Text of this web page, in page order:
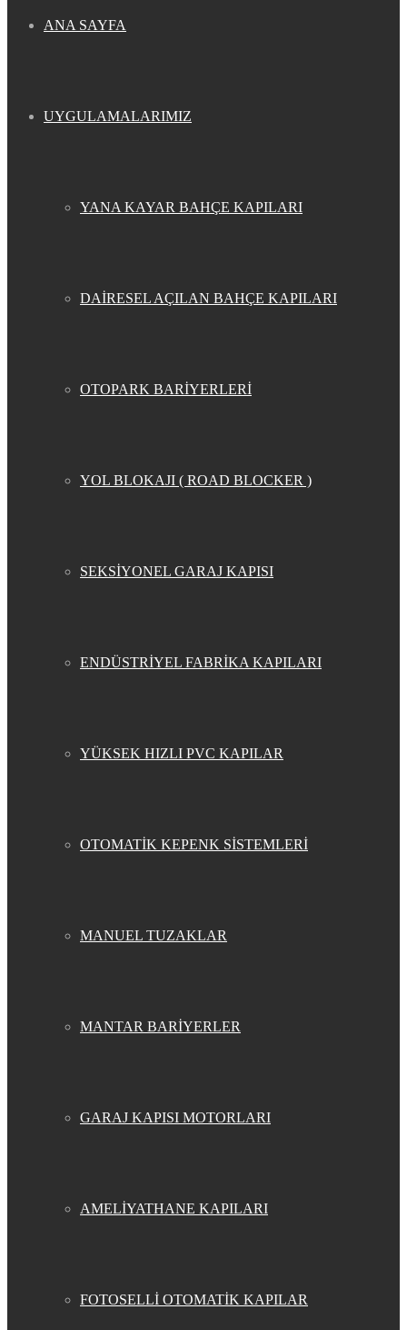
ANA SAYFA
UYGULAMALARIMIZ
YANA KAYAR BAHÇE KAPILARI
DAİRESEL AÇILAN BAHÇE KAPILARI
OTOPARK BARİYERLERİ
YOL BLOKAJI ( ROAD BLOCKER )
SEKSİYONEL GARAJ KAPISI
ENDÜSTRİYEL FABRİKA KAPILARI
YÜKSEK HIZLI PVC KAPILAR
OTOMATİK KEPENK SİSTEMLERİ
MANUEL TUZAKLAR
MANTAR BARİYERLER
GARAJ KAPISI MOTORLARI
AMELİYATHANE KAPILARI
FOTOSELLİ OTOMATİK KAPILAR